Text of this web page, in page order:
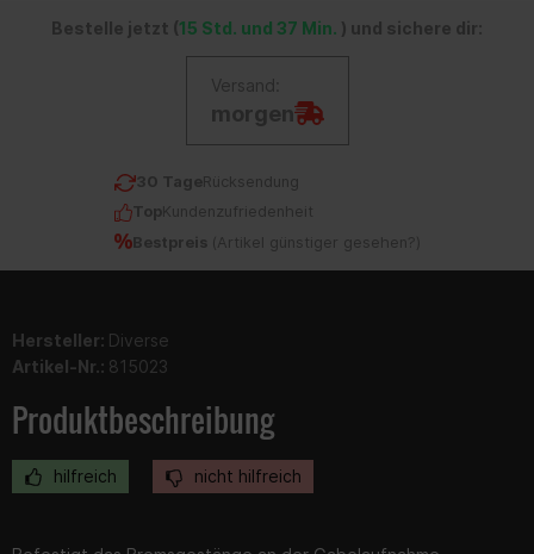
Bestelle jetzt (15 Std. und 37 Min. ) und sichere dir:
Versand:
morgen
30 TageRücksendung
TopKundenzufriedenheit
Bestpreis ( Artikel günstiger gesehen? )
Hersteller: Diverse
Artikel-Nr.: 815023
Produktbeschreibung
hilfreich nicht hilfreich